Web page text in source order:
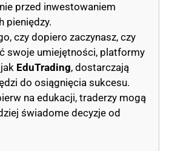
przed inwestowaniem
pieniędzy.
czy dopiero zaczynasz, czy
swoje umiejętności, platformy
EduTrading, dostarczają
do osiągnięcia sukcesu.
na edukacji, traderzy mogą
świadome decyzje od